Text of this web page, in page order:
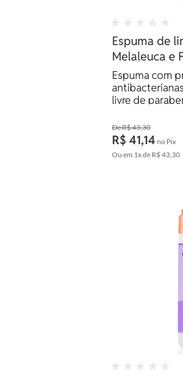
Espuma de
Melaleuca e
Espuma com
livre de
R$ 43,30
R$ 41,14 no Pix
Ou em 1xde R$ 43,30